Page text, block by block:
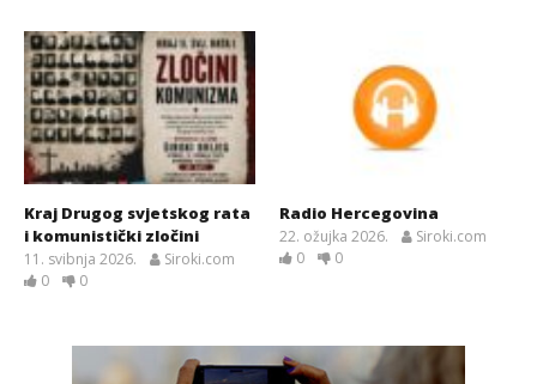
Kraj Drugog svjetskog rata
i komunistički zločini
11. svibnja 2026.
Siroki.com
0
0
Radio Hercegovina
22. ožujka 2026.
Siroki.com
0
0